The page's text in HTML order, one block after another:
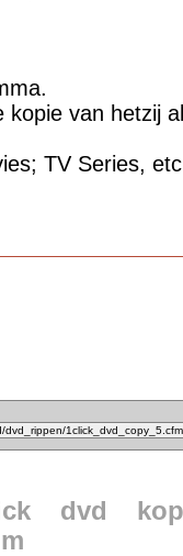
kopie van hetzij
TV Series,
dvd